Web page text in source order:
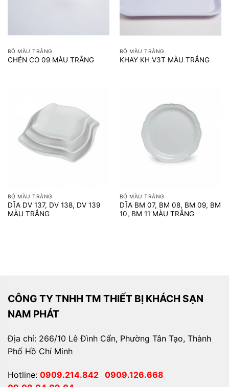
BỘ MÀU TRẮNG
CHÉN CO 09 MÀU TRẮNG
BỘ MÀU TRẮNG
KHAY KH V3T MÀU TRẮNG
BỘ MÀU TRẮNG
DĨA DV 137, DV 138, DV 139
MÀU TRẮNG
BỘ MÀU TRẮNG
DĨA BM 07, BM 08, BM 09, BM
10, BM 11 MÀU TRẮNG
CÔNG TY TNHH TM THIẾT BỊ KHÁCH SẠN
NAM PHÁT
Địa chỉ: 266/10 Lê Đình Cẩn, Phường Tân Tạo, Thành
Phố Hồ Chí Minh
Hotline: 0909.214.842 0909.126.668